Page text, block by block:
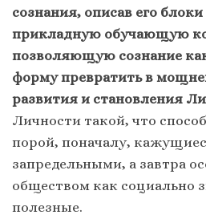
сознания, описав его
прикладную обучающую
позволяющую сознание
форму превратить в
развития и становления
Личности такой, что
порой, поначалу,
запредельными, а завтра
обществом как социально
полезные.